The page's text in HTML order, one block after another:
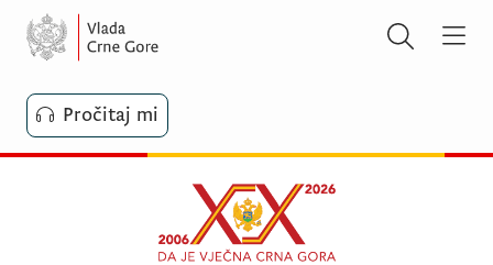
Pročitaj mi